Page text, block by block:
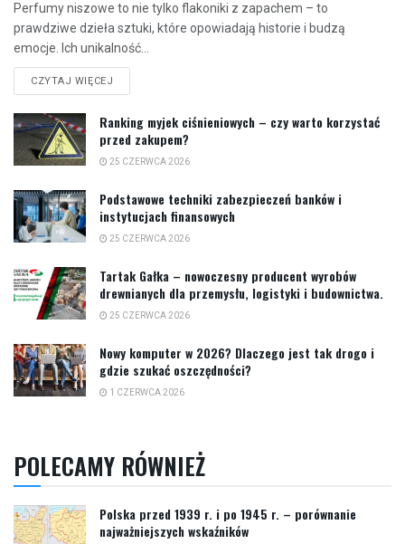
Perfumy niszowe to nie tylko flakoniki z zapachem – to
prawdziwe dzieła sztuki, które opowiadają historie i budzą
emocje. Ich unikalność...
CZYTAJ WIĘCEJ
Ranking myjek ciśnieniowych – czy warto korzystać
przed zakupem?
25 CZERWCA 2026
Podstawowe techniki zabezpieczeń banków i
instytucjach finansowych
25 CZERWCA 2026
Tartak Gałka – nowoczesny producent wyrobów
drewnianych dla przemysłu, logistyki i budownictwa.
25 CZERWCA 2026
Nowy komputer w 2026? Dlaczego jest tak drogo i
gdzie szukać oszczędności?
1 CZERWCA 2026
POLECAMY RÓWNIEŻ
Polska przed 1939 r. i po 1945 r. – porównanie
najważniejszych wskaźników